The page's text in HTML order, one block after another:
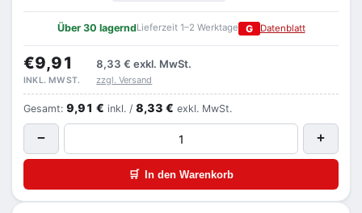
Über 30 lagerndLieferzeit 1–2 Werktage G Datenblatt
€9,91 8,33 € exkl. MwSt.
INKL. MWST. zzgl. Versand
Gesamt: 9,91 € inkl. / 8,33 € exkl. MwSt.
− +
🛒 In den Warenkorb